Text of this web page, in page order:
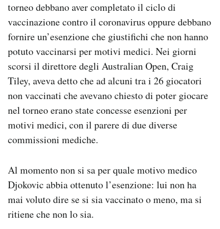
torneo debbano aver completato il ciclo di
vaccinazione contro il coronavirus oppure debbano
fornire un’esenzione che giustifichi che non hanno
potuto vaccinarsi per motivi medici. Nei giorni
scorsi il direttore degli Australian Open, Craig
Tiley, aveva detto che ad alcuni tra i 26 giocatori
non vaccinati che avevano chiesto di poter giocare
nel torneo erano state concesse esenzioni per
motivi medici, con il parere di due diverse
commissioni mediche.
Al momento non si sa per quale motivo medico
Djokovic abbia ottenuto l’esenzione: lui non ha
mai voluto dire se si sia vaccinato o meno, ma si
ritiene che non lo sia.